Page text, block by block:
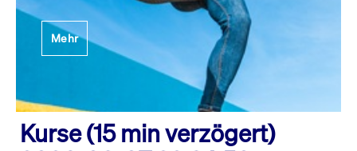
Mehr
Kurse (15 min verzögert)